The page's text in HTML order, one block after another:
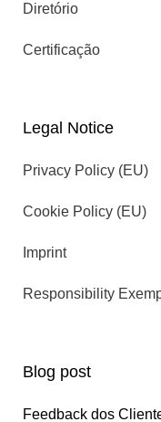
Diretório
Certificação
Legal Notice
Privacy Policy (EU)
Cookie Policy (EU)
Imprint
Responsibility
Blog post
Feedback dos